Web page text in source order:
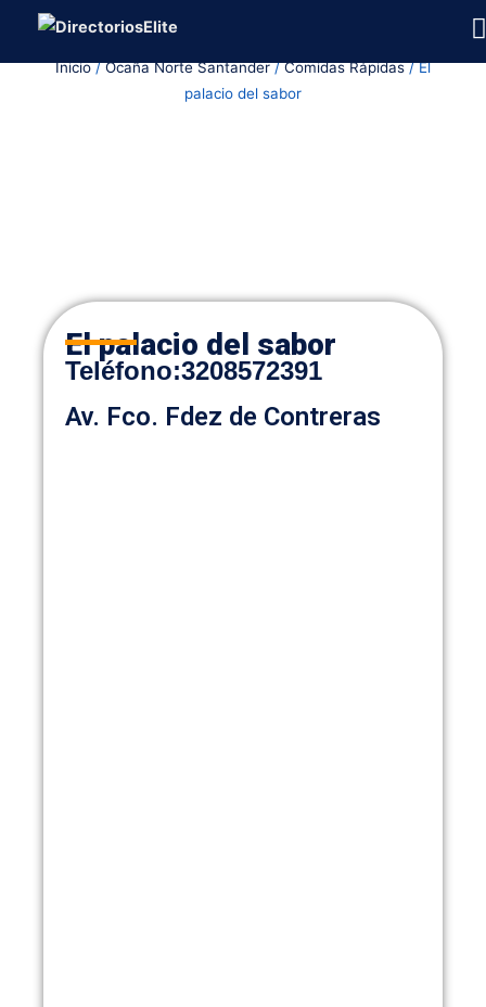
contenidoInicio/Ocaña Norte Santander/Comidas Rápidas/ El
palacio del sabor
El palacio del sabor
Teléfono:3208572391
Av. Fco. Fdez de Contreras